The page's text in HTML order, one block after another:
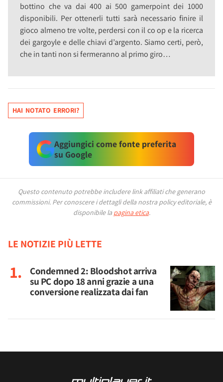
bottino che va dai 400 ai 500 gamerpoint dei 1000
disponibili. Per ottenerli tutti sarà necessario finire il
gioco almeno tre volte, perdersi con il co op e la ricerca
dei gargoyle e delle chiavi d’argento. Siamo certi, però,
che in tanti non si fermeranno al primo giro…
HAI NOTATO ERRORI?
Aggiungici come fonte preferita
su Google
Questo contenuto potrebbe includere link affiliati che generano
commissioni. Per conoscere i dettagli della nostra policy editoriale, è
disponibile la pagina etica.
LE NOTIZIE PIÙ LETTE
Condemned 2: Bloodshot arriva
su PC dopo 18 anni grazie a una
conversione realizzata dai fan